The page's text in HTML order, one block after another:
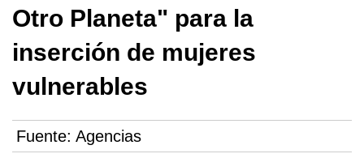
Otro Planeta" para la
inserción de mujeres
vulnerables
Fuente: Agencias